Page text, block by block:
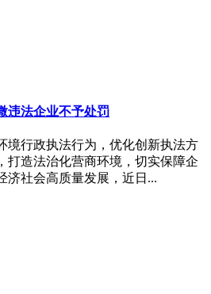
违法企业不予处罚
境行政执法行为，优化创新执法方
打造法治化营商环境，切实保障企
济社会高质量发展，近日...